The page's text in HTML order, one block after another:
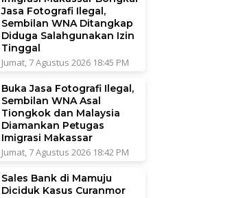
Jasa Fotografi Ilegal,
Sembilan WNA Ditangkap
Diduga Salahgunakan Izin
Tinggal
Jumat, 7 Agustus 2026 18:45 PM
Buka Jasa Fotografi Ilegal,
Sembilan WNA Asal
Tiongkok dan Malaysia
Diamankan Petugas
Imigrasi Makassar
Jumat, 7 Agustus 2026 18:42 PM
Sales Bank di Mamuju
Diciduk Kasus Curanmor